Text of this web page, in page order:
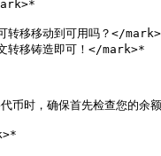
移移动到可用吗？</
移铸造即可！</mark>*
确保首先检查您的余额